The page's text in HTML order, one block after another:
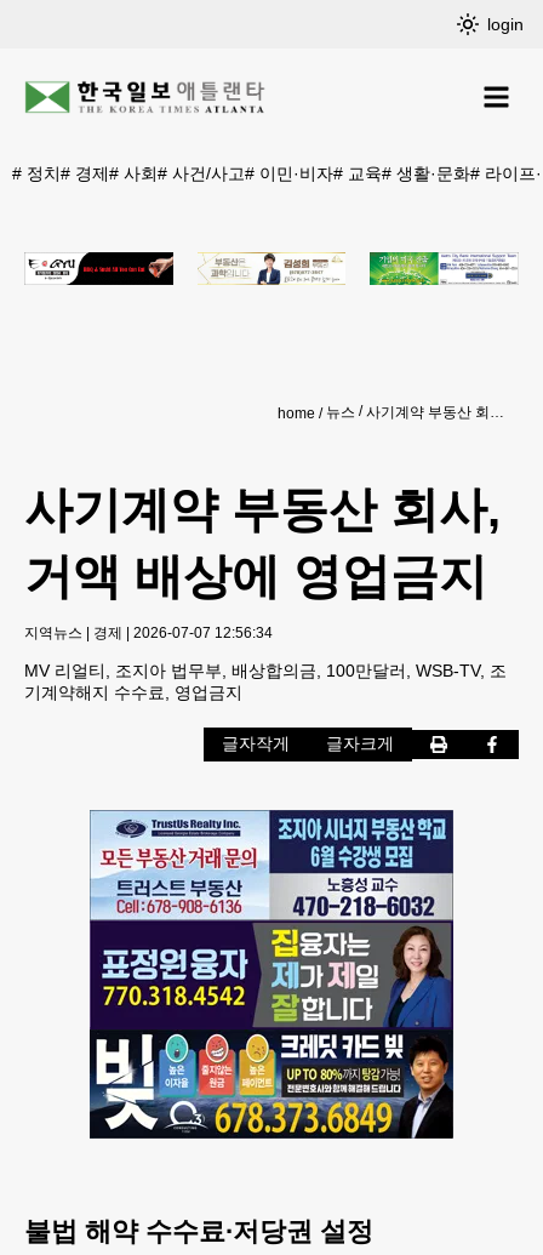
login
# 정치# 경제# 사회# 사건/사고# 이민·비자# 교육# 생활·문화# 라이프
home 뉴스 사기계약 부동산 회사, 거액 배상에 영업금지
사기계약 부동산 회사,
거액 배상에 영업금지
지역뉴스 | 경제 | 2026-07-07 12:56:34
MV 리얼티, 조지아 법무부, 배상합의금, 100만달러, WSB-TV, 조
기계약해지 수수료, 영업금지
글자작게 글자크게
불법 해약 수수료∙저당권 설정